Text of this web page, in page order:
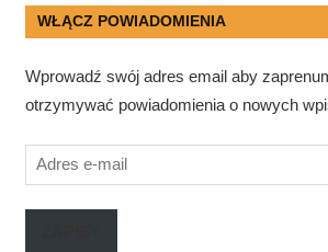
WŁĄCZ POWIADOMIENIA
Wprowadź swój adres email aby
otrzymywać powiadomienia o nowych
Adres
e-
mail